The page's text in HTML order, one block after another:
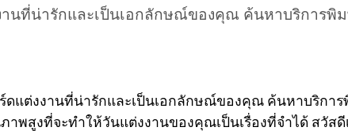
านที่น่ารักและเป็นเอกลักษณ์ของคุณ ค้นหาบริการ
ดแต่งงานที่น่ารักและเป็นเอกลักษณ์ของคุณ ค้นหาบริกา
พสูงที่จะทำให้วันแต่งงานของคุณเป็นเรื่องที่จำได้ สวัส